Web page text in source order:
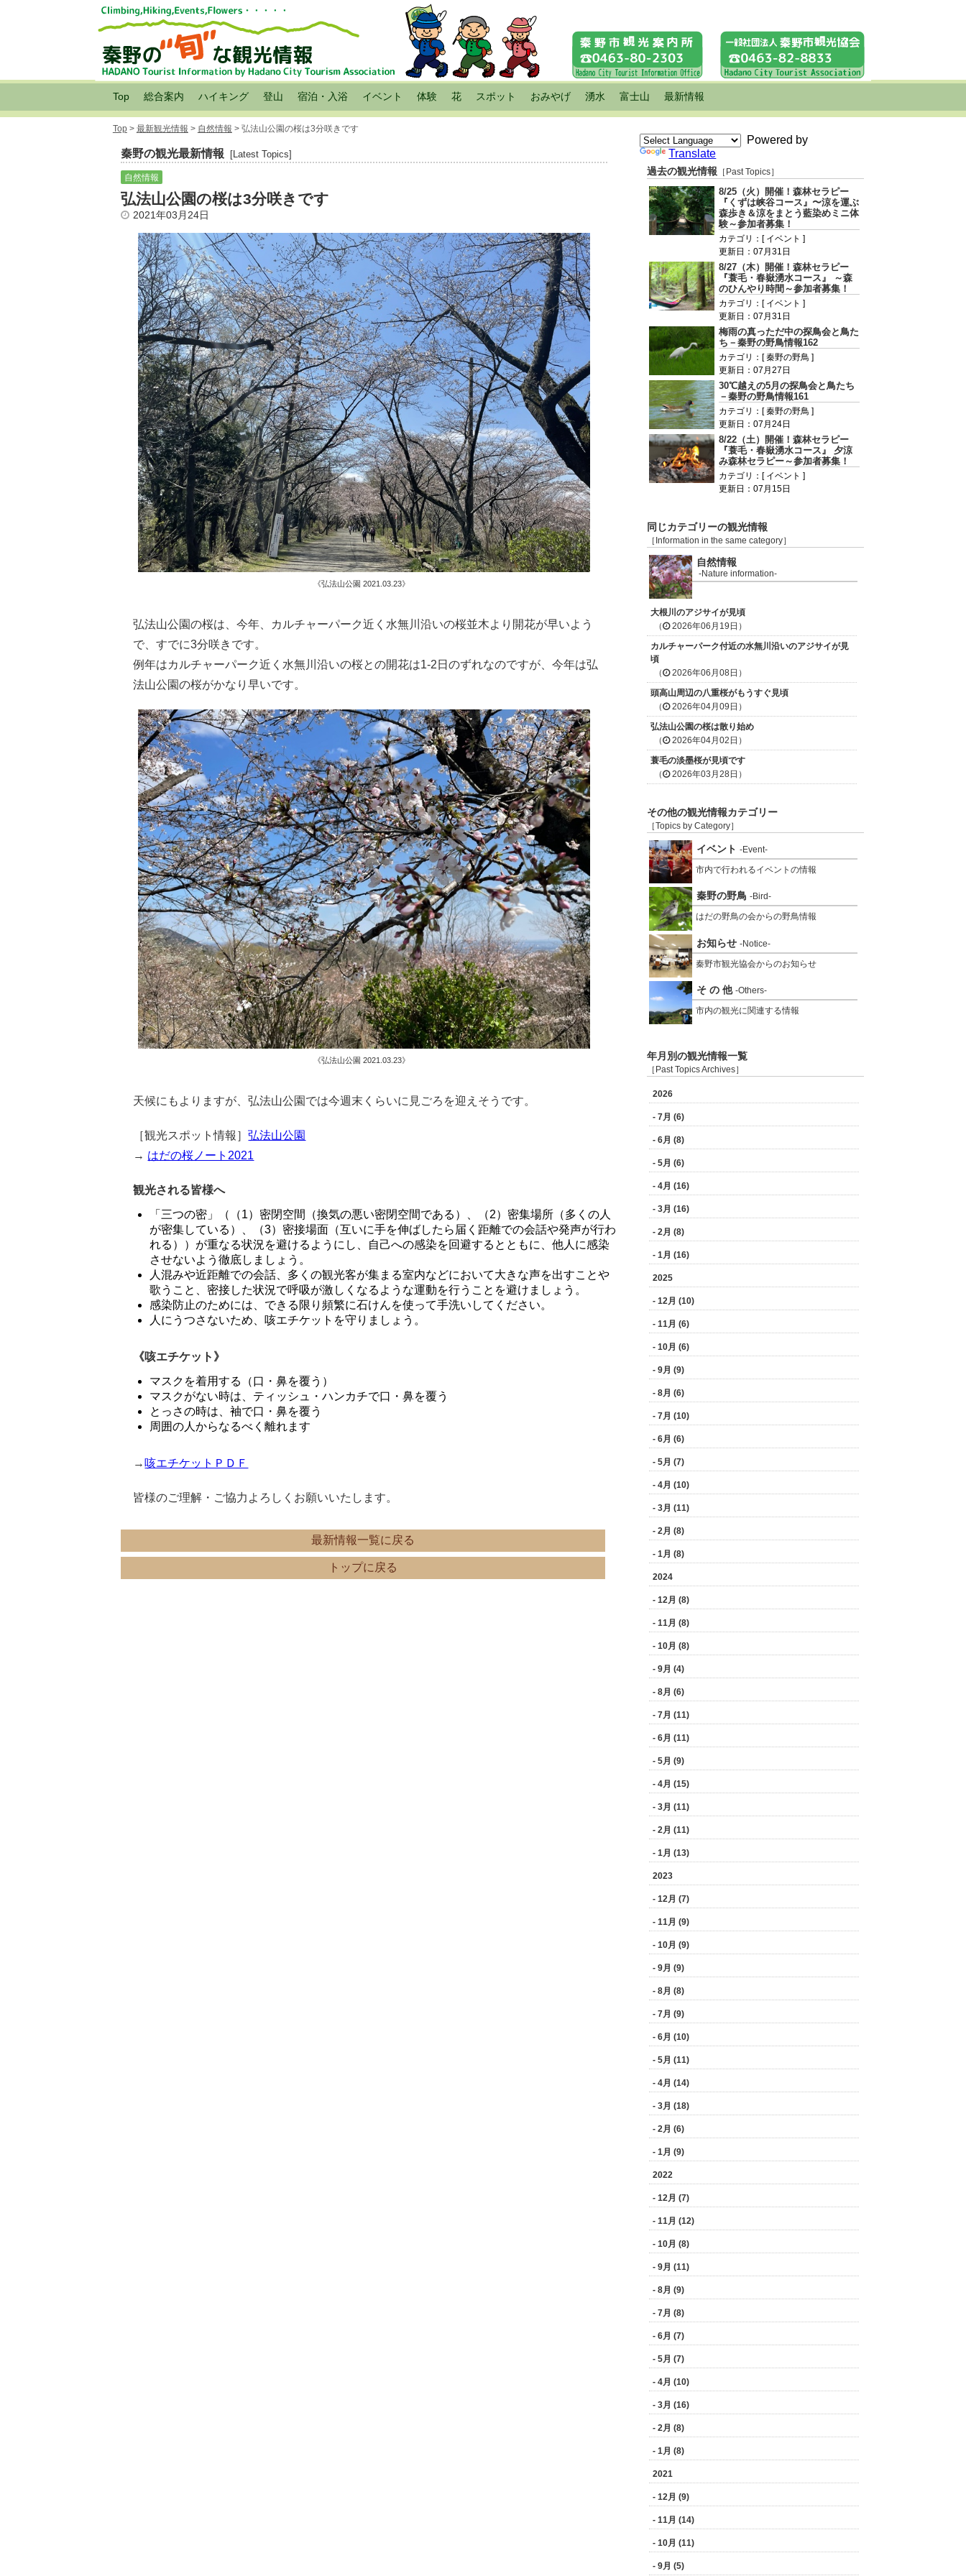
Top 総合案内 ハイキング 登山 宿泊・入浴 イベント 体験 花 スポット おみやげ 湧水 富士山 最新情報
Top> 最新観光情報 > 自然情報 > 弘法山公園の桜は3分咲きです
秦野の観光最新情報 [Latest Topics]
自然情報
弘法山公園の桜は3分咲きです
2021年03月24日
《弘法山公園 2021.03.23》
弘法山公園の桜は、今年、カルチャーパーク近く水無川沿いの桜並木より開花が早いよう
で、すでに3分咲きです。
例年はカルチャーパーク近く水無川沿いの桜との開花は1-2日のずれなのですが、今年は弘
法山公園の桜がかなり早いです。
《弘法山公園 2021.03.23》
天候にもよりますが、弘法山公園では今週末くらいに見ごろを迎えそうです。
［観光スポット情報］弘法山公園
→ はだの桜ノート2021
観光される皆様へ
「三つの密」（（1）密閉空間（換気の悪い密閉空間である）、（2）密集場所（多くの人
が密集している）、（3）密接場面（互いに手を伸ばしたら届く距離での会話や発声が行わ
れる））が重なる状況を避けるようにし、自己への感染を回避するとともに、他人に感染
させないよう徹底しましょう。
人混みや近距離での会話、多くの観光客が集まる室内などにおいて大きな声を出すことや
歌うこと、密接した状況で呼吸が激しくなるような運動を行うことを避けましょう。
感染防止のためには、できる限り頻繁に石けんを使って手洗いしてください。
人にうつさないため、咳エチケットを守りましょう。
《咳エチケット》
マスクを着用する（口・鼻を覆う）
マスクがない時は、ティッシュ・ハンカチで口・鼻を覆う
とっさの時は、袖で口・鼻を覆う
周囲の人からなるべく離れます
→ 咳エチケットＰＤＦ
皆様のご理解・ご協力よろしくお願いいたします。
最新情報一覧に戻る
トップに戻る
Powered by
Translate
過去の観光情報 ［Past Topics］
8/25（火）開催！森林セラピー
『くずは峡谷コース』〜涼を運ぶ
森歩き＆涼をまとう藍染めミニ体
験～参加者募集！
カテゴリ：[ イベント ]
更新日：07月31日
8/27（木）開催！森林セラピー
『蓑毛・春嶽湧水コース』 ～森
のひんやり時間～参加者募集！
カテゴリ：[ イベント ]
更新日：07月31日
梅雨の真っただ中の探鳥会と鳥た
ち－秦野の野鳥情報162
カテゴリ：[ 秦野の野鳥 ]
更新日：07月27日
30℃越えの5月の探鳥会と鳥たち
－秦野の野鳥情報161
カテゴリ：[ 秦野の野鳥 ]
更新日：07月24日
8/22（土）開催！森林セラピー
『蓑毛・春嶽湧水コース』 夕涼
み森林セラピー～参加者募集！
カテゴリ：[ イベント ]
更新日：07月15日
同じカテゴリーの観光情報
［Information in the same category］
自然情報
-Nature information-
大根川のアジサイが見頃
（
2026年06月19日）
カルチャーパーク付近の水無川沿いのアジサイが見
頃
（
2026年06月08日）
頭高山周辺の八重桜がもうすぐ見頃
（
2026年04月09日）
弘法山公園の桜は散り始め
（
2026年04月02日）
蓑毛の淡墨桜が見頃です
（
2026年03月28日）
その他の観光情報カテゴリー
［Topics by Category］
イベント-Event-
市内で行われるイベントの情報
秦野の野鳥-Bird-
はだの野鳥の会からの野鳥情報
お知らせ-Notice-
秦野市観光協会からのお知らせ
そ の 他-Others-
市内の観光に関連する情報
年月別の観光情報一覧
［Past Topics Archives］
2026
- 7月 (6)
- 6月 (8)
- 5月 (6)
- 4月 (16)
- 3月 (16)
- 2月 (8)
- 1月 (16)
2025
- 12月 (10)
- 11月 (6)
- 10月 (6)
- 9月 (9)
- 8月 (6)
- 7月 (10)
- 6月 (6)
- 5月 (7)
- 4月 (10)
- 3月 (11)
- 2月 (8)
- 1月 (8)
2024
- 12月 (8)
- 11月 (8)
- 10月 (8)
- 9月 (4)
- 8月 (6)
- 7月 (11)
- 6月 (11)
- 5月 (9)
- 4月 (15)
- 3月 (11)
- 2月 (11)
- 1月 (13)
2023
- 12月 (7)
- 11月 (9)
- 10月 (9)
- 9月 (9)
- 8月 (8)
- 7月 (9)
- 6月 (10)
- 5月 (11)
- 4月 (14)
- 3月 (18)
- 2月 (6)
- 1月 (9)
2022
- 12月 (7)
- 11月 (12)
- 10月 (8)
- 9月 (11)
- 8月 (9)
- 7月 (8)
- 6月 (7)
- 5月 (7)
- 4月 (10)
- 3月 (16)
- 2月 (8)
- 1月 (8)
2021
- 12月 (9)
- 11月 (14)
- 10月 (11)
- 9月 (5)